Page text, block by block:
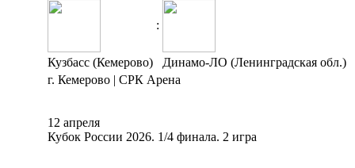
:
Кузбасс (Кемерово)
Динамо-ЛО (Ленинградская обл.)
г. Кемерово | СРК Арена
12 апреля
Кубок России 2026. 1/4 финала. 2 игра